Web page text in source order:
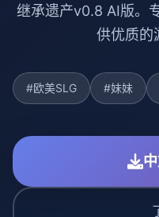
继承遗产v0.8 AI版。
供优质的
#欧美SLG #妹妹